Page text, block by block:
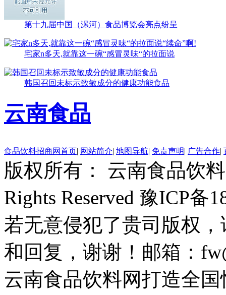
第十九届中国（漯河）食品博览会亮点纷呈
宅家n多天,就靠这一碗“感冒灵味“的拉面说
韩国召回未标示致敏成分的健康功能食品
云南食品
食品饮料招商网首页| 网站简介| 地图导航| 免责声明| 广告合作|
版权所有： 云南食品饮
Rights Reserved 豫ICP备
若无意侵犯了贵司版权
和回复，谢谢！邮箱：
云南食品饮料网打造全